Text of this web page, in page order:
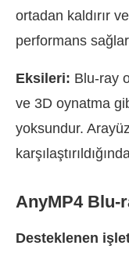
ortadan kaldırır
performans
Eksileri: Blu-ray
ve 3D oynatma
yoksundur.
AnyMP4 Blu-
Desteklenen